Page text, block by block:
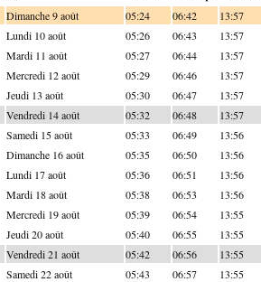
Dimanche 9 août 05:24 06:42 13:57
Lundi 10 août 05:26 06:43 13:57
Mardi 11 août 05:27 06:44 13:57
Mercredi 12 août 05:29 06:46 13:57
Jeudi 13 août 05:30 06:47 13:57
Vendredi 14 août 05:32 06:48 13:57
Samedi 15 août 05:33 06:49 13:56
Dimanche 16 août 05:35 06:50 13:56
Lundi 17 août 05:36 06:51 13:56
Mardi 18 août 05:38 06:53 13:56
Mercredi 19 août 05:39 06:54 13:55
Jeudi 20 août 05:40 06:55 13:55
Vendredi 21 août 05:42 06:56 13:55
Samedi 22 août 05:43 06:57 13:55